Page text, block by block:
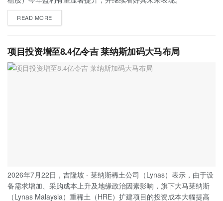
READ MORE
项目投资增至8.4亿令吉 莱纳斯加码大马布局
2026年7月22日，吉隆坡 - 莱纳斯稀土公司（Lynas）表示，由于设
备需求增加、采购成本上升及地缘政治因素影响，旗下大马莱纳斯
（Lynas Malaysia）重稀土（HRE）扩建项目的投资成本大幅提高